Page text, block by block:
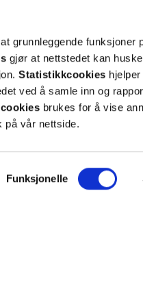
grunnleggende funksjoner
gjør at nettstedet kan
Statistikkcookies
ved å samle inn og
brukes for å vise
på vår nettside.
Funksjonelle
Meld